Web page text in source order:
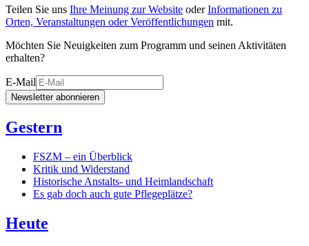
Teilen Sie uns Ihre Meinung zur Website oderInformationen zu
Orten, Veranstaltungen oder Veröffentlichungen mit.
Möchten Sie Neuigkeiten zum Programm und seinen Aktivitäten
erhalten?
E-Mail
Newsletter abonnieren
Gestern
FSZM – ein Überblick
Kritik und Widerstand
Historische Anstalts- und Heimlandschaft
Es gab doch auch gute Pflegeplätze?
Heute